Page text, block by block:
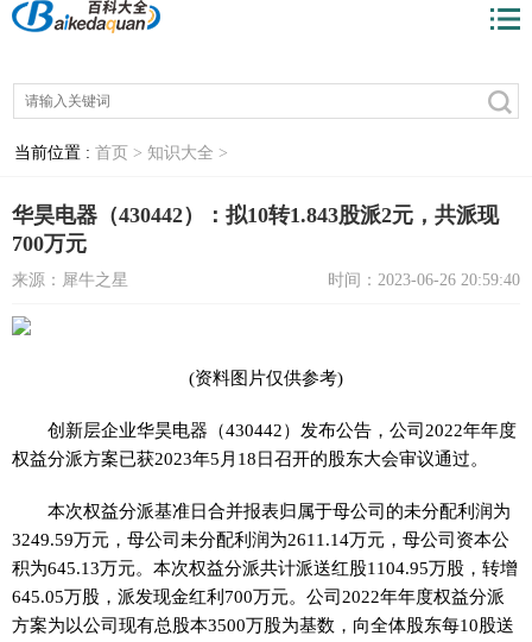
当前位置 : 首页 > 知识大全 >
华昊电器（430442）：拟10转1.843股派2元，共派现
700万元
来源：犀牛之星 时间：2023-06-26 20:59:40
(资料图片仅供参考)
创新层企业华昊电器（430442）发布公告，公司2022年年度
权益分派方案已获2023年5月18日召开的股东大会审议通过。
本次权益分派基准日合并报表归属于母公司的未分配利润为
3249.59万元，母公司未分配利润为2611.14万元，母公司资本公
积为645.13万元。本次权益分派共计派送红股1104.95万股，转增
645.05万股，派发现金红利700万元。公司2022年年度权益分派
方案为以公司现有总股本3500万股为基数，向全体股东每10股送